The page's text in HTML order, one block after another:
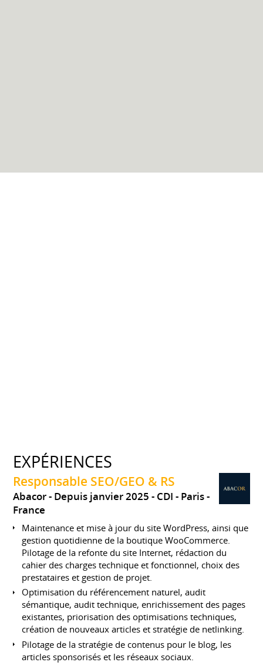
EXPÉRIENCES
Responsable SEO/GEO & RS
Abacor Depuis janvier 2025 CDI
Paris
France
Maintenance et mise à jour du site WordPress, ainsi que
gestion quotidienne de la boutique WooCommerce.
Pilotage de la refonte du site Internet, rédaction du
cahier des charges technique et fonctionnel, choix des
prestataires et gestion de projet.
Optimisation du référencement naturel, audit
sémantique, audit technique, enrichissement des pages
existantes, priorisation des optimisations techniques,
création de nouveaux articles et stratégie de netlinking.
Pilotage de la stratégie de contenus pour le blog, les
articles sponsorisés et les réseaux sociaux.